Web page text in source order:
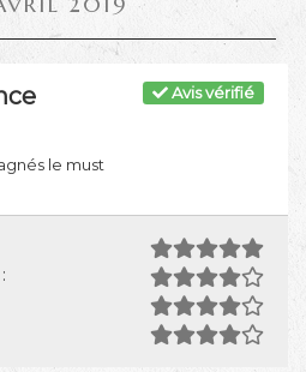
Avis vérifié
le must